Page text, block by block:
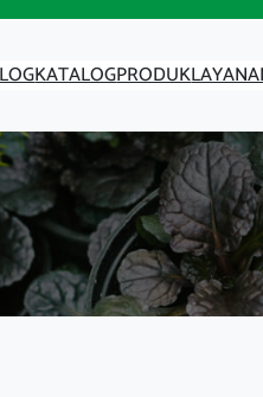
KATALOGPRODUK